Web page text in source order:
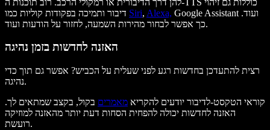
Siri, Alexa, Google Assistant ועוד.
כך אפשר לבחור מהירות השמעה, לחזור על הודעות ועוד.
האזנה לחדשות בזמן נהיגה
רצית להתעדכן בחדשות רגע לפני שעלית על הכביש? אפשר גם תוך כדי
נהיגה.
קוראי הטקסט‑לדיבור יודעים להקריא מאמרים בקול, בקצב שמתאים לך.
האזנה לחדשות יכולה להפחית הסחות דעת יותר מהאזנה למוזיקה
רועשת.